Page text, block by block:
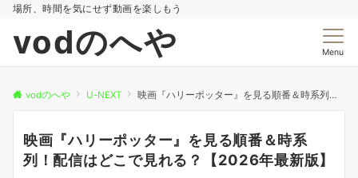
場所、時間を気にせず動画を楽しもう
vodのへや Menu
vodのへや U-NEXT 映画『ハリーポッター』を見る順番＆時系列！配信はどこで見れる？【2026年最新版】
映画『ハリーポッター』を見る順番＆時系
列！配信はどこで見れる？【2026年最新版】